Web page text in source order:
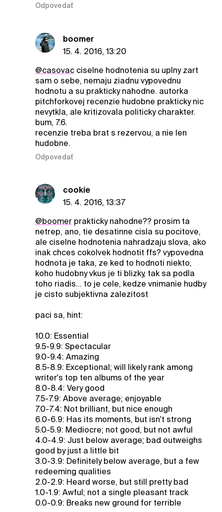
Odpovedať
boomer
15. 4. 2016, 13:20
@casovacciselne hodnotenia su uplny zart
sam o sebe, nemaju ziadnu vypovednu
hodnotu a su prakticky nahodne. autorka
pitchforkovej recenzie hudobne prakticky nic
nevytkla, ale kritizovala politicky charakter.
bum, 7.6.
recenzie treba brat s rezervou, a nie len
hudobne.
Odpovedať
cookie
15. 4. 2016, 13:37
@boomerprakticky nahodne?? prosim ta
netrep, ano, tie desatinne cisla su pocitove,
ale ciselne hodnotenia nahradzaju slova, ako
inak chces cokolvek hodnotit ffs? vypovedna
hodnota je taka, ze ked to hodnoti niekto,
koho hudobny vkus je ti blizky, tak sa podla
toho riadis... to je cele, kedze vnimanie hudby
je cisto subjektivna zalezitost
paci sa, hint:
10.0: Essential
9.5-9.9: Spectacular
9.0-9.4: Amazing
8.5-8.9: Exceptional; will likely rank among
writer's top ten albums of the year
8.0-8.4: Very good
7.5-7.9: Above average; enjoyable
7.0-7.4: Not brilliant, but nice enough
6.0-6.9: Has its moments, but isn't strong
5.0-5.9: Mediocre; not good, but not awful
4.0-4.9: Just below average; bad outweighs
good by just a little bit
3.0-3.9: Definitely below average, but a few
redeeming qualities
2.0-2.9: Heard worse, but still pretty bad
1.0-1.9: Awful; not a single pleasant track
0.0-0.9: Breaks new ground for terrible